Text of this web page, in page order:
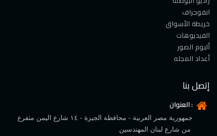
انفوجراف
خريطة الأسواق
الفيديوهات
ألبوم الصور
أعداد المجله
إتصل بنا
العنوان :
جمهورية مصر العربية - محافظة الجيزة - ١٤ شارع اليمن متفرع